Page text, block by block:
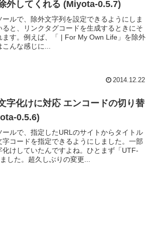
外してくれる (Miyota-0.5.7)
ルで、除外文字列を設定できるようにしま
ると、リンクタグコードを生成するときにそ
ます。例えば、「 | For My Own Life」を除外
んな感じに...
2014.12.22
字化けに対応 エンコードの切り替
0.5.6)
ールで、指定したURLのサイトからタイトル
コードを指定できるようにしました。一部
けしていたんですよね。ひとまず「UTF-
した。超久しぶりの変更...